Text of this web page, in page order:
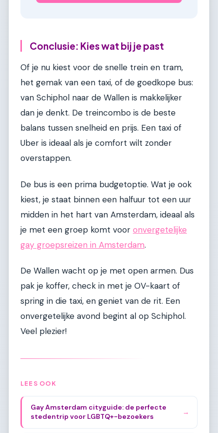
Conclusie: Kies wat bij je past
Of je nu kiest voor de snelle trein en tram,
het gemak van een taxi, of de goedkope bus:
van Schiphol naar de Wallen is makkelijker
dan je denkt. De treincombo is de beste
balans tussen snelheid en prijs. Een taxi of
Uber is ideaal als je comfort wilt zonder
overstappen.
De bus is een prima budgetoptie. Wat je ook
kiest, je staat binnen een halfuur tot een uur
midden in het hart van Amsterdam, ideaal als
je met een groep komt voor onvergetelijke
gay groepsreizen in Amsterdam.
De Wallen wacht op je met open armen. Dus
pak je koffer, check in met je OV-kaart of
spring in die taxi, en geniet van de rit. Een
onvergetelijke avond begint al op Schiphol.
Veel plezier!
LEES OOK
Gay Amsterdam cityguide: de perfecte
stedentrip voor LGBTQ+-bezoekers
→